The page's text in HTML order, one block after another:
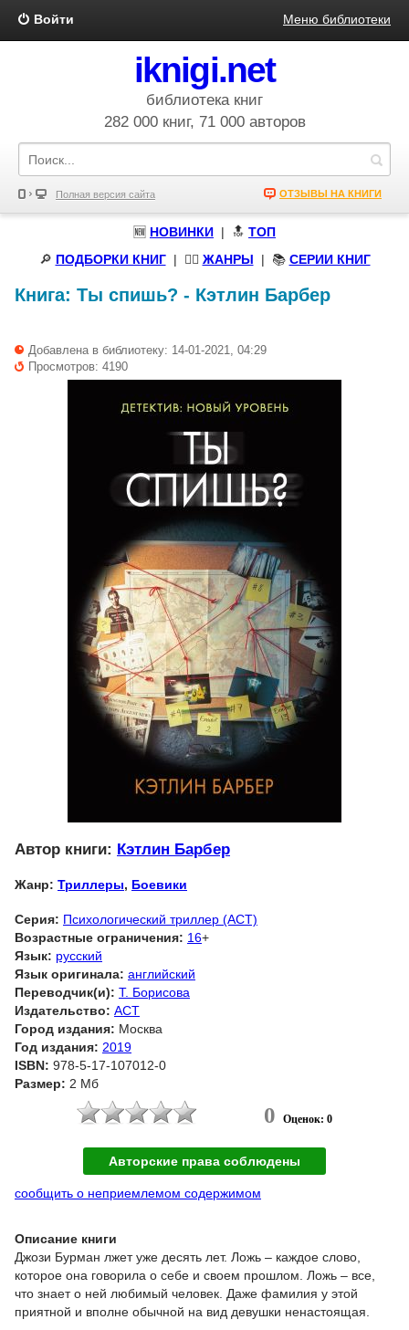
Войти Меню библиотеки
iknigi.net
библиотека книг
282 000 книг, 71 000 авторов
Полная версия сайта ОТЗЫВЫ НА КНИГИ
🆕 НОВИНКИ | 🔝 ТОП
🔎 ПОДБОРКИ КНИГ| 🧝‍♀️ ЖАНРЫ | 📚 СЕРИИ КНИГ
Книга: Ты спишь? - Кэтлин Барбер
Добавлена в библиотеку: 14-01-2021, 04:29
Просмотров: 4190
Автор книги: Кэтлин Барбер
Жанр: Триллеры, Боевики
Серия: Психологический триллер (АСТ)
Возрастные ограничения: 16+
Язык: русский
Язык оригинала: английский
Переводчик(и): Т. Борисова
Издательство: АСТ
Город издания: Москва
Год издания: 2019
ISBN: 978-5-17-107012-0
Размер: 2 Мб
0 Оценок: 0
Авторские права соблюдены
сообщить о неприемлемом содержимом
Описание книги
Джози Бурман лжет уже десять лет. Ложь – каждое слово,
которое она говорила о себе и своем прошлом. Ложь – все,
что знает о ней любимый человек. Даже фамилия у этой
приятной и вполне обычной на вид девушки ненастоящая.